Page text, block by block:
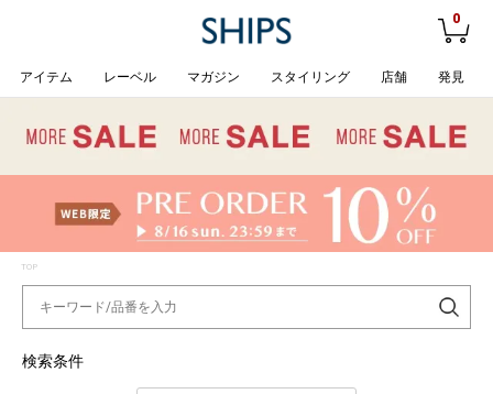
0
アイテム レーベル マガジン スタイリング 店舗 発見
TOP
検索条件